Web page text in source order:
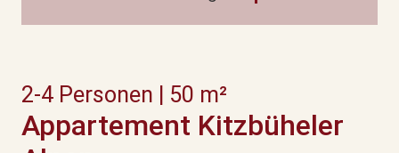
Appartement Kitzbüheler
2-4 Personen | 50 m²